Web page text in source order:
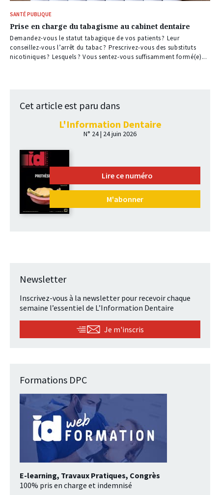
SANTÉ PUBLIQUE
Prise en charge du tabagisme au cabinet dentaire
Demandez-vous le statut tabagique de vos patients ? Leur
conseillez-vous l’arrêt du tabac ? Prescrivez-vous des substituts
nicotiniques ? Lesquels ? Vous sentez-vous suffisamment formé(e)...
Cet article est paru dans
L'Information Dentaire
N° 24 | 24 juin 2026
Lire ce numéro
M'abonner
Newsletter
Inscrivez-vous à la newsletter pour recevoir chaque
semaine l’essentiel de L’Information Dentaire
Je m'inscris
Formations DPC
E-learning, Travaux Pratiques, Congrès
100% pris en charge et indemnisé